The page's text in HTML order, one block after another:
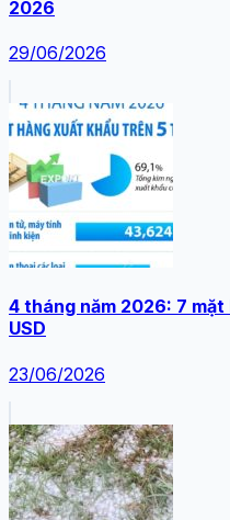
2026
29/06/2026
4 tháng năm 2026: 7
USD
23/06/2026